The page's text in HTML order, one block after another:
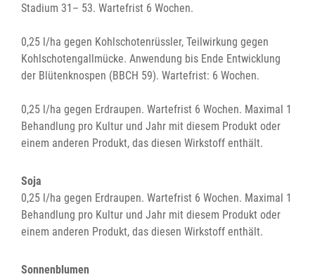
Stadium 31– 53. Wartefrist 6 Wochen.
0,25 l/ha gegen Kohlschotenrüssler, Teilwirkung gegen
Kohlschotengallmücke. Anwendung bis Ende Entwicklung
der Blütenknospen (BBCH 59). Wartefrist: 6 Wochen.
0,25 l/ha gegen Erdraupen. Wartefrist 6 Wochen. Maximal 1
Behandlung pro Kultur und Jahr mit diesem Produkt oder
einem anderen Produkt, das diesen Wirkstoff enthält.
Soja
0,25 l/ha gegen Erdraupen. Wartefrist 6 Wochen. Maximal 1
Behandlung pro Kultur und Jahr mit diesem Produkt oder
einem anderen Produkt, das diesen Wirkstoff enthält.
Sonnenblumen